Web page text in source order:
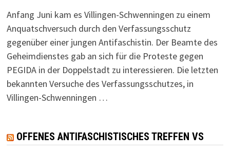
Anfang Juni kam es Villingen-Schwenningen zu einem
Anquatschversuch durch den Verfassungsschutz
gegenüber einer jungen Antifaschistin. Der Beamte des
Geheimdienstes gab an sich für die Proteste gegen
PEGIDA in der Doppelstadt zu interessieren. Die letzten
bekannten Versuche des Verfassungsschutzes, in
Villingen-Schwenningen …
OFFENES ANTIFASCHISTISCHES TREFFEN VS